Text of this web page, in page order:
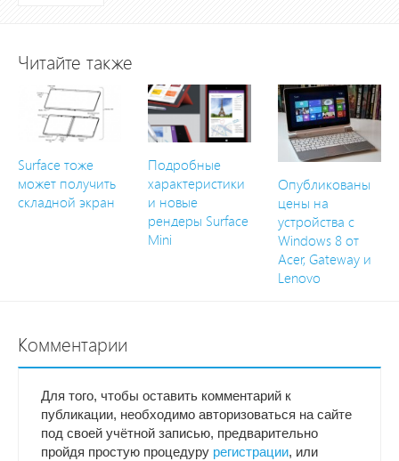
Читайте также
Surface тоже
может получить
складной экран
Подробные
характеристики
и новые
рендеры Surface
Mini
Опубликованы
цены на
устройства с
Windows 8 от
Acer, Gateway и
Lenovo
Комментарии
Для того, чтобы оставить комментарий к
публикации, необходимо авторизоваться на сайте
под своей учётной записью, предварительно
пройдя простую процедуру регистрации, или